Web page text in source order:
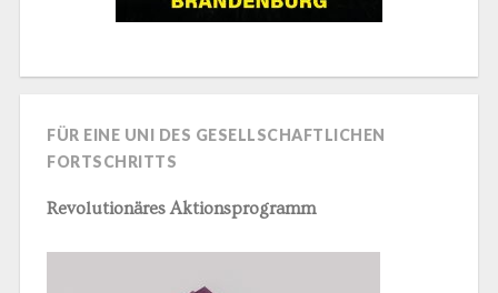
FÜR EINE UNI DES GESELLSCHAFTLICHEN
FORTSCHRITTS
Revolutionäres Aktionsprogramm